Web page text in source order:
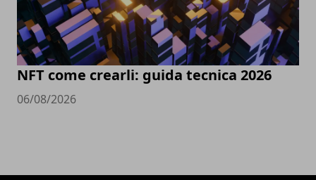
NFT come crearli: guida tecnica 2026
06/08/2026